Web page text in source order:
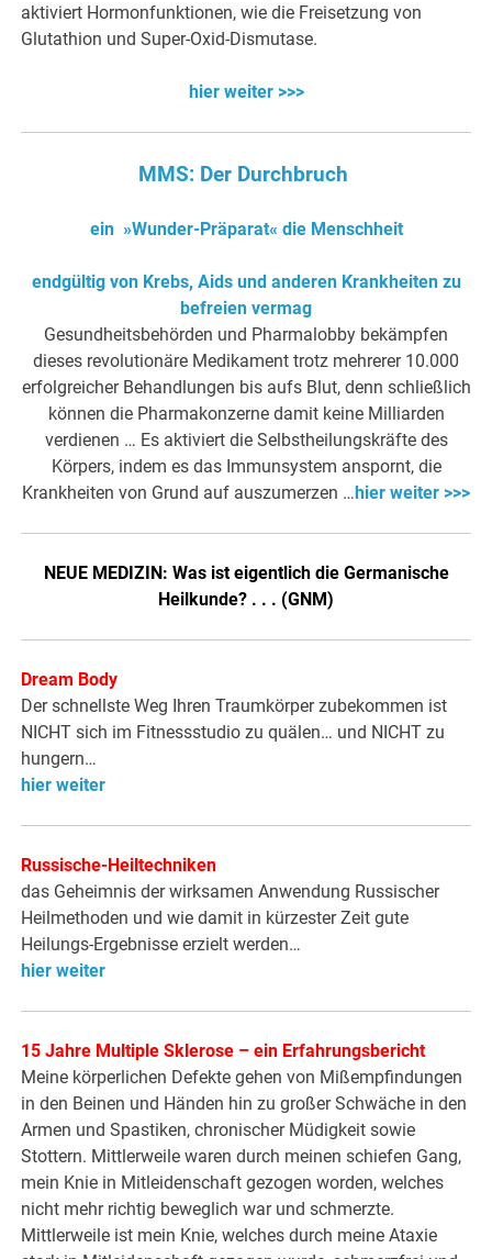
aktiviert Hormonfunktionen, wie die Freisetzung von
Glutathion und Super-Oxid-Dismutase.
hier weiter >>>
MMS: Der Durchbruch
ein »Wunder-Präparat« die Menschheit
endgültig von Krebs, Aids und anderen Krankheiten zu
befreien vermag
Gesundheitsbehörden und Pharmalobby bekämpfen
dieses revolutionäre Medikament trotz mehrerer 10.000
erfolgreicher Behandlungen bis aufs Blut, denn schließlich
können die Pharmakonzerne damit keine Milliarden
verdienen … Es aktiviert die Selbstheilungskräfte des
Körpers, indem es das Immunsystem anspornt, die
Krankheiten von Grund auf auszumerzen … hier weiter >>>
NEUE MEDIZIN: Was ist eigentlich die Germanische
Heilkunde? . . . (GNM)
Dream Body
Der schnellste Weg Ihren Traumkörper zubekommen ist
NICHT sich im Fitnessstudio zu quälen… und NICHT zu
hungern…
hier weiter
Russische-Heiltechniken
das Geheimnis der wirksamen Anwendung Russischer
Heilmethoden und wie damit in kürzester Zeit gute
Heilungs-Ergebnisse erzielt werden…
hier weiter
15 Jahre Multiple Sklerose – ein Erfahrungsbericht
Meine körperlichen Defekte gehen von Mißempfindungen
in den Beinen und Händen hin zu großer Schwäche in den
Armen und Spastiken, chronischer Müdigkeit sowie
Stottern. Mittlerweile waren durch meinen schiefen Gang,
mein Knie in Mitleidenschaft gezogen worden, welches
nicht mehr richtig beweglich war und schmerzte.
Mittlerweile ist mein Knie, welches durch meine Ataxie